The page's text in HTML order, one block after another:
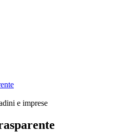
e imprese